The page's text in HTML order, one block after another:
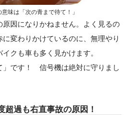
意味は「次の青まで待て！」
因になりかねません。よく見るの
変わりかけているのに、無理やり
クも車も多く見かけます。
」です！ 信号機は絶対に守りまし
超過も右直事故の原因！